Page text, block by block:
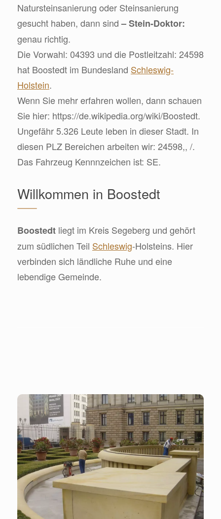
Natursteinsanierung oder Steinsanierung
gesucht haben, dann sind– Stein-Doktor:
genau richtig.
Die Vorwahl: 04393 und die Postleitzahl: 24598
hat Boostedt im Bundesland Schleswig-
Holstein.
Wenn Sie mehr erfahren wollen, dann schauen
Sie hier: https://de.wikipedia.org/wiki/Boostedt.
Ungefähr 5.326 Leute leben in dieser Stadt. In
diesen PLZ Bereichen arbeiten wir: 24598,, /.
Das Fahrzeug Kennnzeichen ist: SE.
Willkommen in Boostedt
Boostedt liegt im Kreis Segeberg und gehört
zum südlichen Teil Schleswig-Holsteins. Hier
verbinden sich ländliche Ruhe und eine
lebendige Gemeinde.